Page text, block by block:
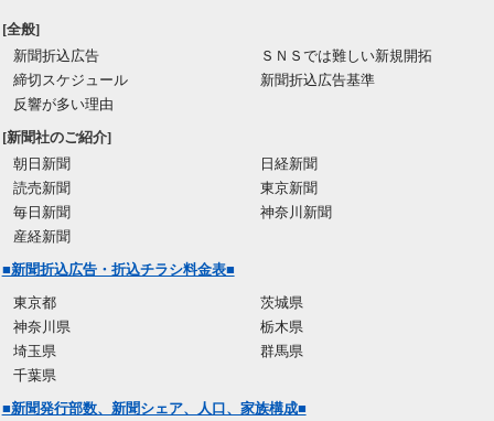
[全般]
新聞折込広告
締切スケジュール
反響が多い理由
ＳＮＳでは難しい新規開拓
新聞折込広告基準
[新聞社のご紹介]
朝日新聞
読売新聞
毎日新聞
産経新聞
日経新聞
東京新聞
神奈川新聞
■新聞折込広告・折込チラシ料金表■
東京都
神奈川県
埼玉県
千葉県
茨城県
栃木県
群馬県
■新聞発行部数、新聞シェア、人口、家族構成■